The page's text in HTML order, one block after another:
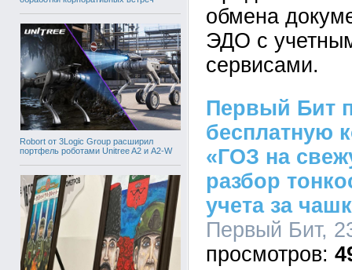
Robort от 3Logic Group расширил
портфель роботами Unitree A2 и A2-W
обмена
ЭДО с
сервисами.
Первый Бит
бесплатную
«ГОЗ на
разбор
учета за
Первый Бит,